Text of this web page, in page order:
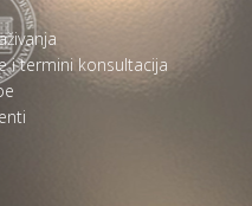
i termini konsultacija